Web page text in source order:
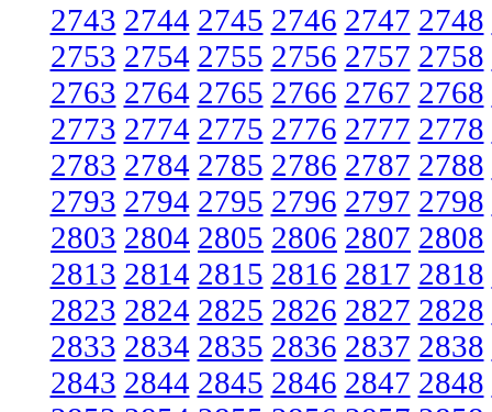
2743 2744 2745 2746 2747 2748
2753 2754 2755 2756 2757 2758
2763 2764 2765 2766 2767 2768
2773 2774 2775 2776 2777 2778
2783 2784 2785 2786 2787 2788
2793 2794 2795 2796 2797 2798
2803 2804 2805 2806 2807 2808
2813 2814 2815 2816 2817 2818
2823 2824 2825 2826 2827 2828
2833 2834 2835 2836 2837 2838
2843 2844 2845 2846 2847 2848